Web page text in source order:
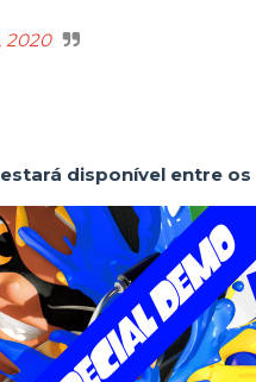
2020
disponível entre